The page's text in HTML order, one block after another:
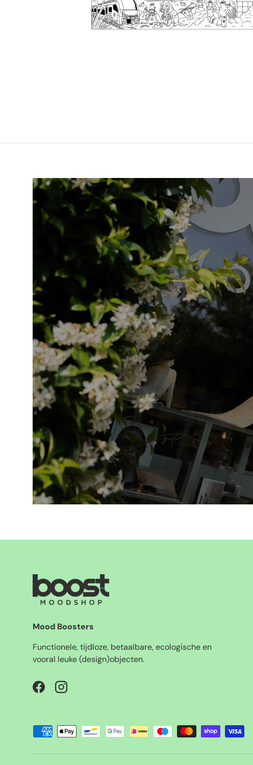
Mood Boosters
Functionele, tijdloze, betaalbare, ecologische en
vooral leuke (design)objecten.
FacebookInstagram
Geaccepteerde betaalmethoden